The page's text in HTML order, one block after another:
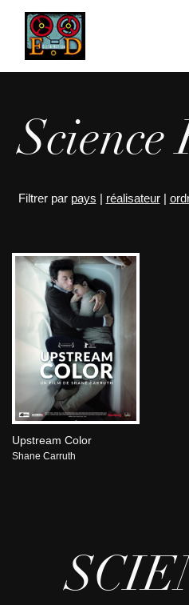
Science
Filtrer par pays | réalisateur|
Upstream Color
Shane Carruth